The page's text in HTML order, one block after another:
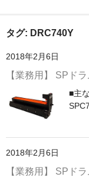
ホーム
会員ログイン
会社概要
問い合わせ
特定商取引法に基
タグ: DRC740Y
2018年2月6日
【業務用】 SPド
■主
2018年2月6日
【業務用】 SPド